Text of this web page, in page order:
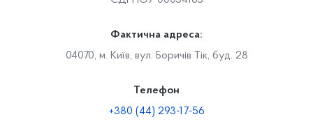
Фактична адреса:
04070, м. Київ, вул. Боричів Тік, буд. 28
Телефон
+380 (44) 293-17-56